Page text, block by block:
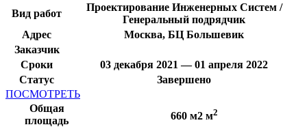
Вид работ
Проектирование Инженерных Систем /
Генеральный подрядчик
Адрес
Москва, БЦ Большевик
Заказчик
Сроки
03 декабря 2021 — 01 апреля 2022
Статус
Завершено
ПОСМОТРЕТЬ
Общая
площадь
660 м2 м2